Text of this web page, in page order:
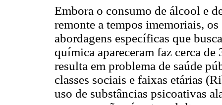
Embora o consumo de álcool e
remonte a tempos imemoriais,
abordagens específicas que
química apareceram faz cerca
resulta em problema de saúde
classes sociais e faixas etárias
uso de substâncias psicoativas